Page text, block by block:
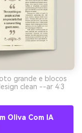
grande e blocos
clean --ar 4:3
Oliva Com IA